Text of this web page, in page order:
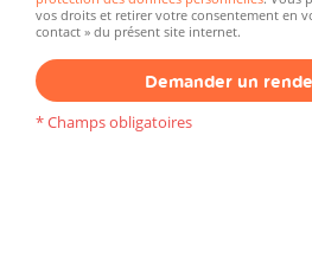
vos droits et retirer votre consentement en
contact » du présent site internet.
Demander un
* Champs obligatoires